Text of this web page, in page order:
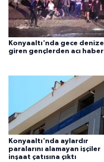
Konyaaltı'nda gece denize
giren gençlerden acı haber
Konyaaltı'nda aylardır
paralarını alamayan işçiler
inşaat çatısına çıktı